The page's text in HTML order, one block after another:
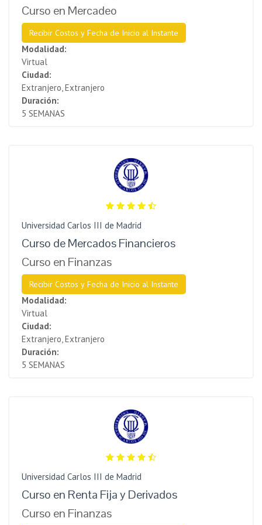
Curso en Mercadeo
Recibir Costos y Fecha de Inicio al Instante
Modalidad:
Virtual
Ciudad:
Extranjero, Extranjero
Duración:
5 SEMANAS
Universidad Carlos III de Madrid
Curso de Mercados Financieros
Curso en Finanzas
Recibir Costos y Fecha de Inicio al Instante
Modalidad:
Virtual
Ciudad:
Extranjero, Extranjero
Duración:
5 SEMANAS
Universidad Carlos III de Madrid
Curso en Renta Fija y Derivados
Curso en Finanzas